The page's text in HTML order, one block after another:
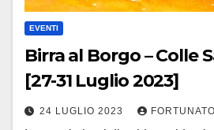
EVENTI
Birra al Borgo – Colle
[27-31 Luglio 2023]
24 LUGLIO 2023